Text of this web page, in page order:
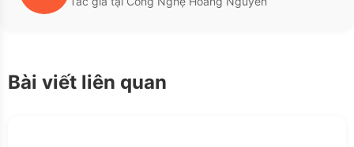
Bài viết liên quan